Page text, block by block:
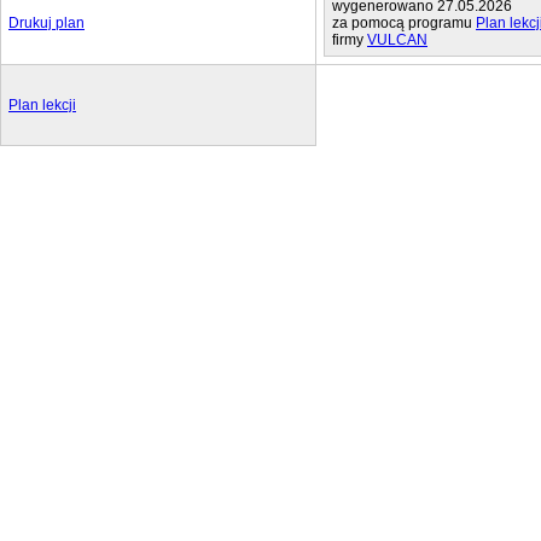
Drukuj plan
wygenerowano 27.05.2026
za pomocą programu Plan
firmy VULCAN
Plan lekcji